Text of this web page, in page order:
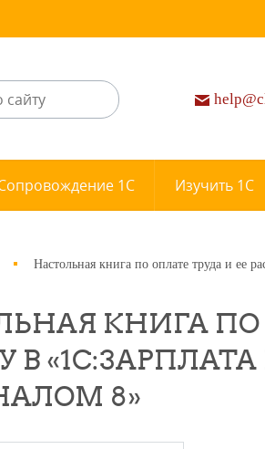
1С Изучить 1С
Настольная книга по оплате труда и ее
КНИГА ПО
В
8»